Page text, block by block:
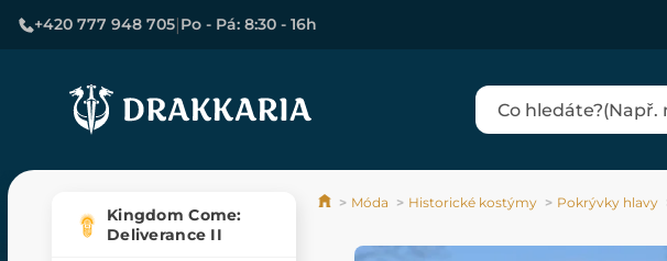
+420 777 948 705|Po - Pá: 8:30 - 16h
Kingdom Come:
Deliverance II
Móda Historické kostýmy Pokrývky hlavy